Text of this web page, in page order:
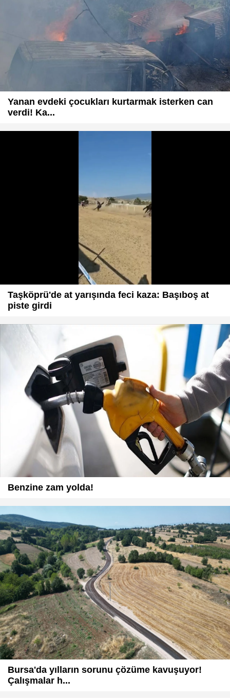
Yanan evdeki çocukları kurtarmak isterken can
verdi! Ka...
Taşköprü'de at yarışında feci kaza: Başıboş at
piste girdi
Benzine zam yolda!
Bursa'da yılların sorunu çözüme kavuşuyor!
Çalışmalar h...